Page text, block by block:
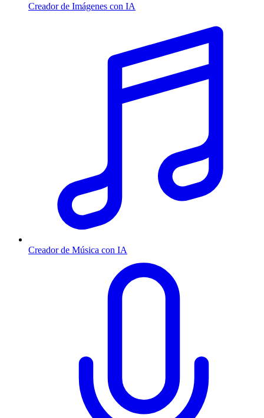
Creador de Imágenes con IA
Creador de Música con IA